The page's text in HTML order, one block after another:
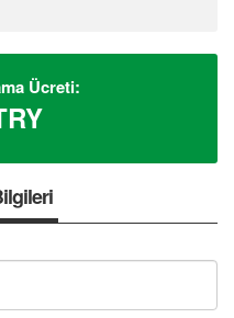
Ücreti: